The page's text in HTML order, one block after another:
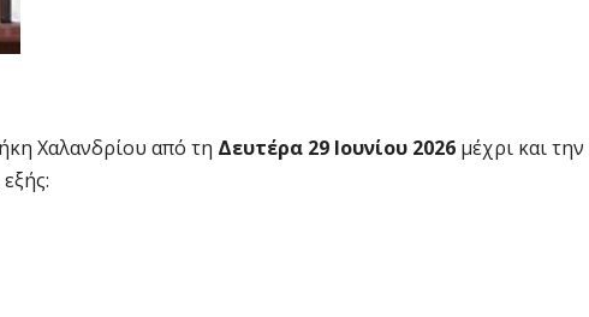
Χαλανδρίου από τη Δευτέρα 29 Ιουνίου 2026 μέχρι και την